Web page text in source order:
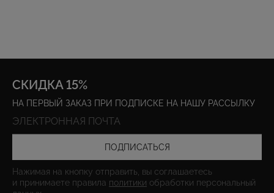
СКИДКА 15%
НА ПЕРВЫЙ ЗАКАЗ ПРИ ПОДПИСКЕ НА НАШУ РАССЫЛКУ
ПОДПИСАТЬСЯ
Нажимая на кнопку отправить, вы соглашаетесь
и принимаете правила политики обработки персональный